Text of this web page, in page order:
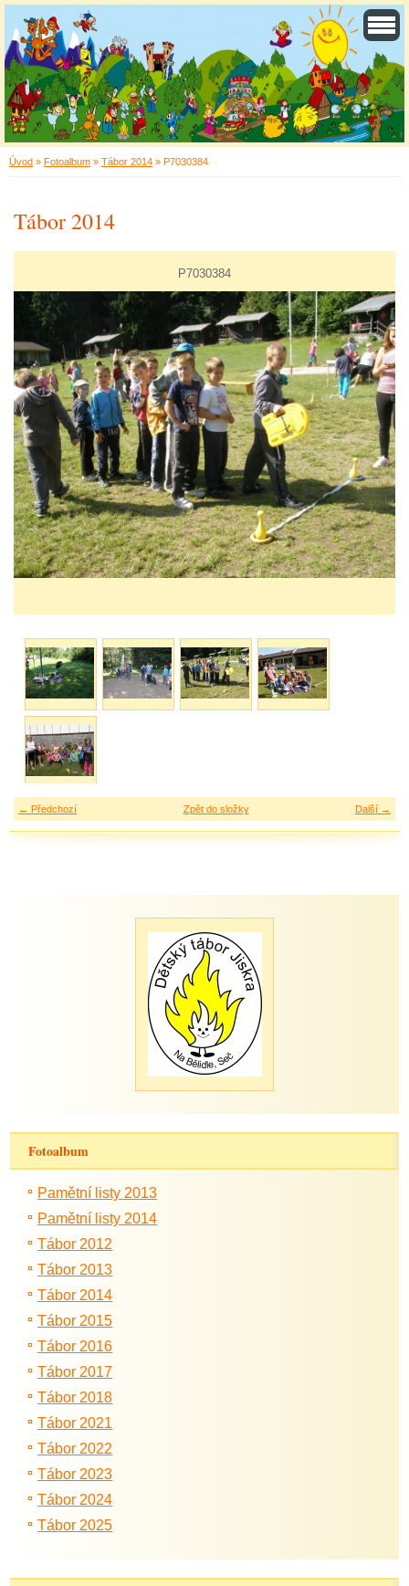
Úvod » Fotoalbum » Tábor 2014 » P7030384
Tábor 2014
P7030384
← Předchozí Další →
Zpět do složky
Fotoalbum
Pamětní listy 2013
Pamětní listy 2014
Tábor 2012
Tábor 2013
Tábor 2014
Tábor 2015
Tábor 2016
Tábor 2017
Tábor 2018
Tábor 2021
Tábor 2022
Tábor 2023
Tábor 2024
Tábor 2025